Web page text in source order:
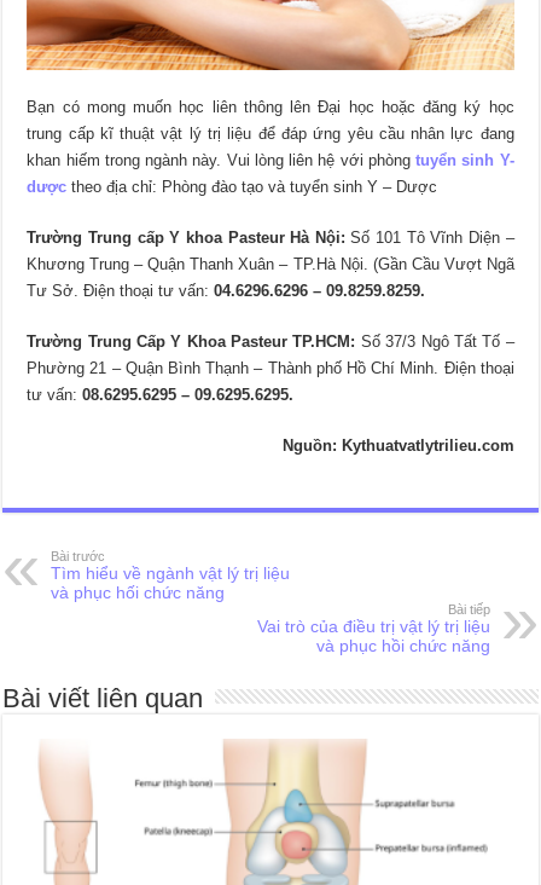
Bạn có mong muốn học liên thông lên Đại học hoặc đăng ký học
trung cấp kĩ thuật vật lý trị liệu để đáp ứng yêu cầu nhân lực đang
khan hiếm trong ngành này. Vui lòng liên hệ với phòngtuyển sinh Y-
dược theo địa chỉ: Phòng đào tạo và tuyển sinh Y – Dược
Trường Trung cấp Y khoa Pasteur Hà Nội: Số 101 Tô Vĩnh Diện –
Khương Trung – Quận Thanh Xuân – TP.Hà Nội. (Gần Cầu Vượt Ngã
Tư Sở. Điện thoại tư vấn:04.6296.6296 – 09.8259.8259.
Trường Trung Cấp Y Khoa Pasteur TP.HCM: Số 37/3 Ngô Tất Tố –
Phường 21 – Quận Bình Thạnh – Thành phố Hồ Chí Minh. Điện thoại
tư vấn:08.6295.6295 – 09.6295.6295.
Nguồn: Kythuatvatlytrilieu.com
Bài trước
Tìm hiểu về ngành vật lý trị liệu
và phục hối chức năng
Bài tiếp
Vai trò của điều trị vật lý trị liệu
và phục hồi chức năng
Bài viết liên quan